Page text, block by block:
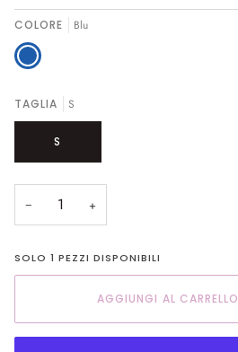
COLORE Blu
Blu
TAGLIA S
S
− +
SOLO1 PEZZI DISPONIBILI
AGGIUNGI AL CARRELLO